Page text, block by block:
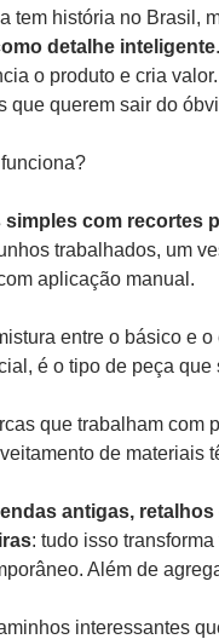
tem história no Brasil,
detalhe inteligente
o produto e cria
que querem sair do
simples com recortes
trabalhados, um
aplicação manual.
entre o básico e
é o tipo de peça
que trabalham com
de materiais
antigas,
: tudo isso
Além de
interessantes